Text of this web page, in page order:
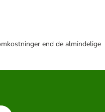
end de almindelige